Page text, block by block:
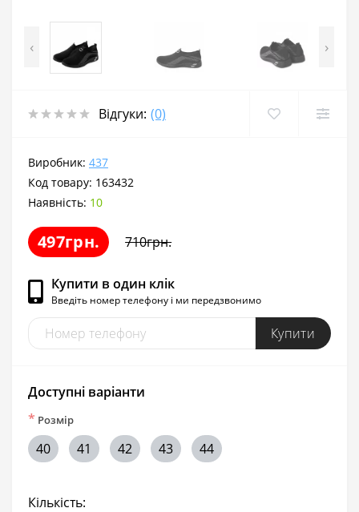
‹ ›
Відгуки: (0)
Виробник: 437
Код товару: 163432
Наявність: 10
497грн. 710грн.
Купити в один клік
Введіть номер телефону і ми передзвонимо
Купити
Доступні варіанти
* Розмір
40 41 42 43 44
Кількість: